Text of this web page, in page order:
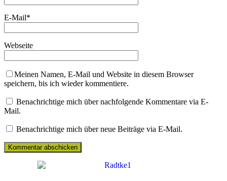
E-Mail*
Webseite
Meinen Namen, E-Mail und Website in diesem Browser
speichern, bis ich wieder kommentiere.
Benachrichtige mich über nachfolgende Kommentare via E-
Mail.
Benachrichtige mich über neue Beiträge via E-Mail.